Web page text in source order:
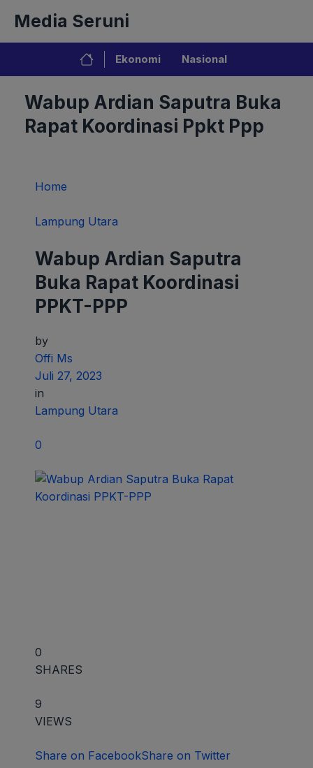
isi
Media Seruni
Ekonomi Nasional
Wabup Ardian Saputra Buka
Rapat Koordinasi Ppkt Ppp
Home
Lampung Utara
Wabup Ardian Saputra
Buka Rapat Koordinasi
PPKT-PPP
by
Offi Ms
Juli 27, 2023
in
Lampung Utara
0
0
SHARES
9
VIEWS
Share on FacebookShare on Twitter